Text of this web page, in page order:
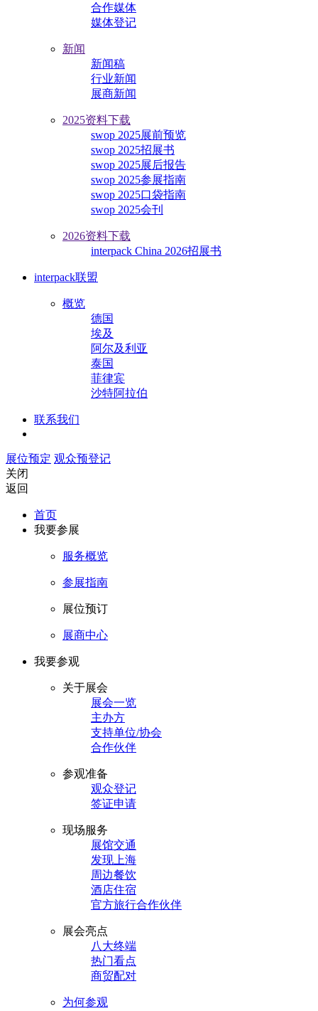
合作媒体
媒体登记
新闻
新闻稿
行业新闻
展商新闻
2025资料下载
swop 2025展前预览
swop 2025招展书
swop 2025展后报告
swop 2025参展指南
swop 2025口袋指南
swop 2025会刊
2026资料下载
interpack China 2026招展书
interpack联盟
概览
德国
埃及
阿尔及利亚
泰国
菲律宾
沙特阿拉伯
联系我们
展位预定 观众预登记
关闭
返回
首页
我要参展
服务概览
参展指南
展位预订
展商中心
我要参观
关于展会
展会一览
主办方
支持单位/协会
合作伙伴
参观准备
观众登记
签证申请
现场服务
展馆交通
发现上海
周边餐饮
酒店住宿
官方旅行合作伙伴
展会亮点
八大终端
热门看点
商贸配对
为何参观